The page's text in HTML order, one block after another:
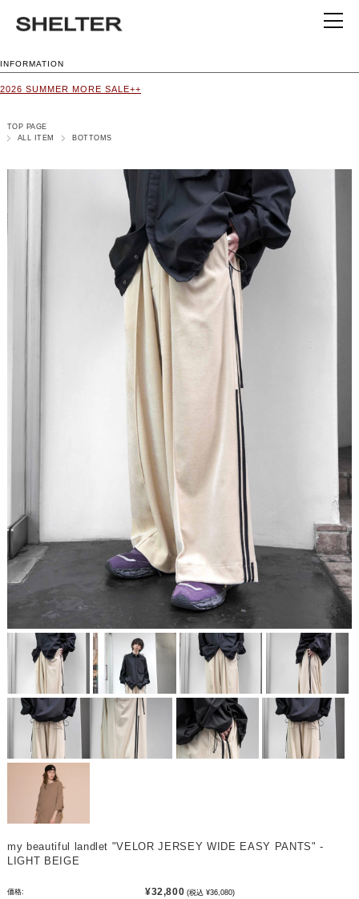
INFORMATION
2026 SUMMER MORE SALE++
TOP PAGE
ALL ITEM
BOTTOMS
my beautiful landlet "VELOR JERSEY WIDE EASY PANTS" -
LIGHT BEIGE
価格: ¥32,800 (税込 ¥36,080)